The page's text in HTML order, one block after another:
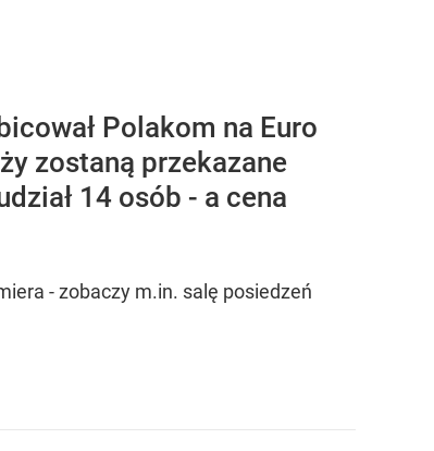
Polakom na Euro
zostaną przekazane
14 osób - a cena
- zobaczy m.in. salę posiedzeń